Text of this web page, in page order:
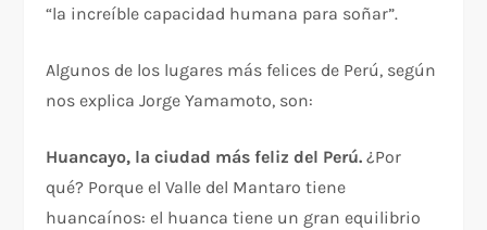
“la increíble capacidad humana para soñar”.
Algunos de los lugares más felices de Perú, según
nos explica Jorge Yamamoto, son:
Huancayo, la ciudad más feliz del Perú. ¿Por
qué? Porque el Valle del Mantaro tiene
huancaínos: el huanca tiene un gran equilibrio